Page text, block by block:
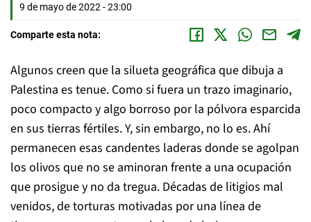
9 de mayo de 2022 - 23:00
Comparte esta nota:
Algunos creen que la silueta geográfica que dibuja a
Palestina es tenue. Como si fuera un trazo imaginario,
poco compacto y algo borroso por la pólvora esparcida
en sus tierras fértiles. Y, sin embargo, no lo es. Ahí
permanecen esas candentes laderas donde se agolpan
los olivos que no se aminoran frente a una ocupación
que prosigue y no da tregua. Décadas de litigios mal
venidos, de torturas motivadas por una línea de